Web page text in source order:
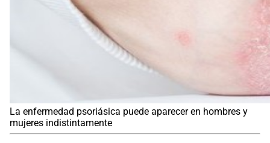
La enfermedad psoriásica puede aparecer en hombres y
mujeres indistintamente